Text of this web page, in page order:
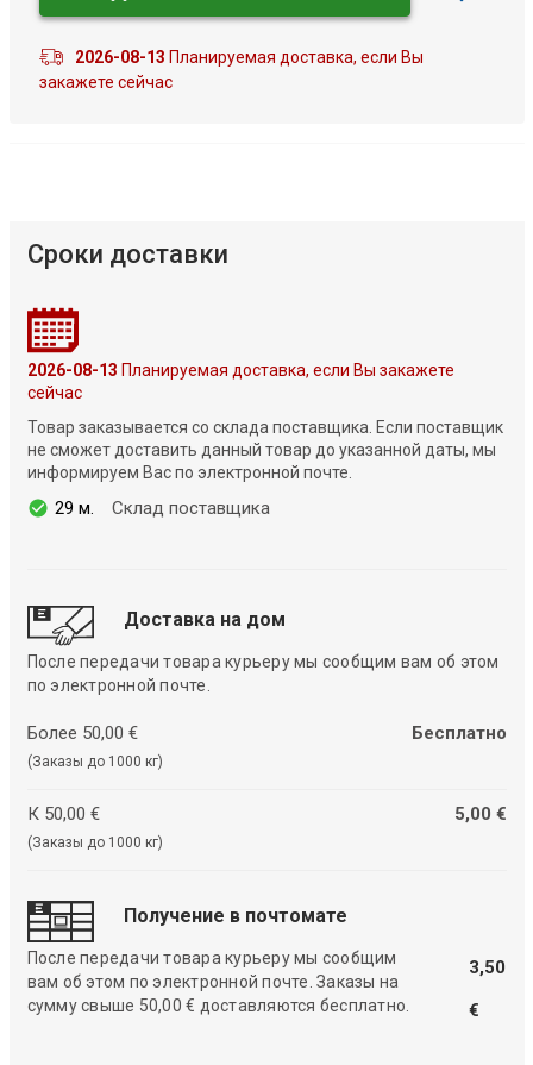
2026-08-13 Планируемая доставка, если Вы
закажете сейчас
Сроки доставки
2026-08-13 Планируемая доставка, если Вы закажете
сейчас
Товар заказывается со склада поставщика. Если поставщик
не сможет доставить данный товар до указанной даты, мы
информируем Вас по электронной почте.
29 м. Склад поставщика
Доставка на дом
После передачи товара курьеру мы сообщим вам об этом
по электронной почте.
Более 50,00 €
(Заказы до 1000 кг)
Бесплатно
К 50,00 €
(Заказы до 1000 кг)
5,00 €
Получение в почтомате
После передачи товара курьеру мы сообщим
вам об этом по электронной почте. Заказы на
сумму свыше 50,00 € доставляются бесплатно.
3,50
€